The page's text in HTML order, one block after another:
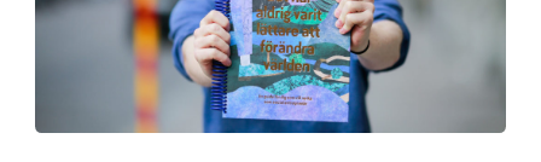
Shaping cities and regions
Bright East
Talent & skills
Startup & industry collaboration
Offers to boost your business
Our community of companies
Project toolbox
Today's lunch in Mjärdevi